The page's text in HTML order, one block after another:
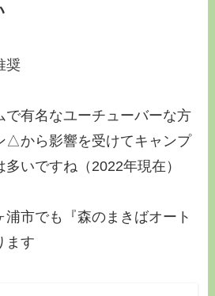
奨
で有名なユーチューバーな方
△から影響を受けてキャンプ
いですね（2022年現在）
市でも『森のまきばオート
ます